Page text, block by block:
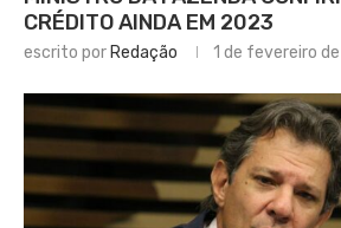
CRÉDITO AINDA EM 2023
escrito por Redação 1 de fevereiro